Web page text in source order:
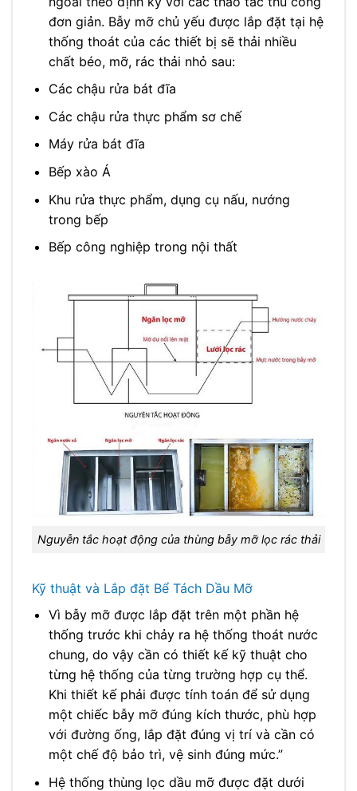
đơn giản. Bẫy mỡ chủ yếu được lắp đặt tại hệ
thống thoát của các thiết bị sẽ thải nhiều
chất béo, mỡ, rác thải nhỏ sau:
Các chậu rửa bát đĩa
Các chậu rửa thực phẩm sơ chế
Máy rửa bát đĩa
Bếp xào Á
Khu rửa thực phẩm, dụng cụ nấu, nướng
trong bếp
Bếp công nghiệp trong nội thất
Nguyễn tắc hoạt động của thùng bẫy mỡ lọc rác thải
Kỹ thuật và Lắp đặt Bể Tách Dầu Mỡ
Vì bẫy mỡ được lắp đặt trên một phần hệ
thống trước khi chảy ra hệ thống thoát nước
chung, do vậy cần có thiết kế kỹ thuật cho
từng hệ thống của từng trường hợp cụ thể.
Khi thiết kế phải được tính toán để sử dụng
một chiếc bẫy mỡ đúng kích thước, phù hợp
với đường ống, lắp đặt đúng vị trí và cần có
một chế độ bảo trì, vệ sinh đúng mức.”
Hệ thống thùng lọc dầu mỡ được đặt dưới